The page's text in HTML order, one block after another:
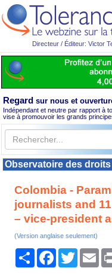
Directeur / Éditeur: Victor
Regard sur nous et
Indépendant et neutre par rapport à
vise à promouvoir les grands
Observatoire des
Colombia -
journalists and
– vice-president
(Version anglaise seulement)
PartagerFacebook
Twitter